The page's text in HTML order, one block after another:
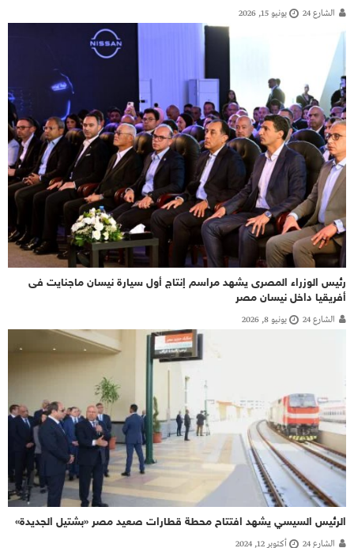
الشارع 24 يونيو 15, 2026
رئيس الوزراء المصرى يشهد مراسم إنتاج أول سيارة نيسان ماجنايت فى
أفريقيا داخل نيسان مصر
الشارع 24 يونيو 8, 2026
الرئيس السيسي يشهد افتتاح محطة قطارات صعيد مصر «بشتيل الجديدة»
الشارع 24 أكتوبر 12, 2024